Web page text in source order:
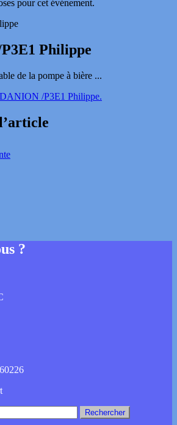
pour cet événement.
Philippe
de la pompe à bière ...
/P3E1 Philippe.
?